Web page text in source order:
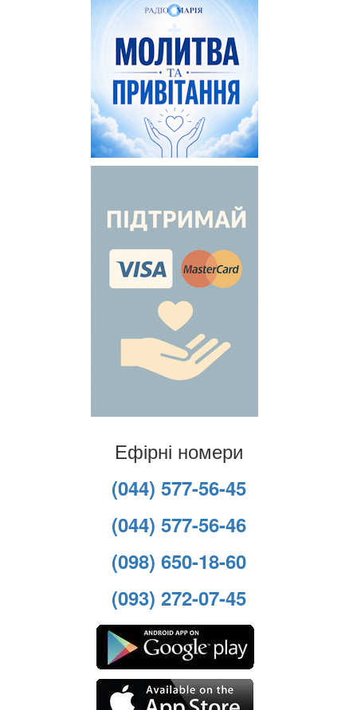
Ефірні номери
(044) 577-56-45
(044) 577-56-46
(098) 650-18-60
(093) 272-07-45